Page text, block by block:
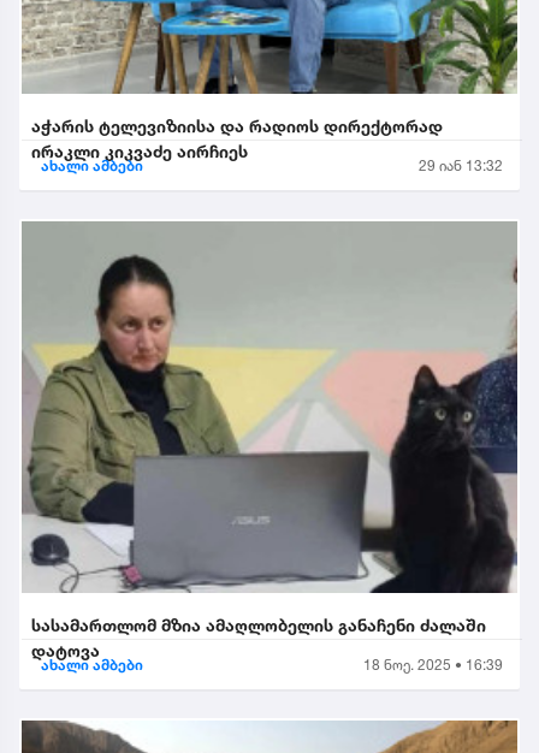
აჭარის ტელევიზიისა და რადიოს დირექტორად
ირაკლი კიკვაძე აირჩიეს
ახალი ამბები 29 იან 13:32
სასამართლომ მზია ამაღლობელის განაჩენი ძალაში
დატოვა
ახალი ამბები 18 ნოე. 2025 • 16:39